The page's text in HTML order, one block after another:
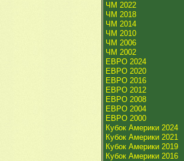
ЧМ 2022
ЧМ 2018
ЧМ 2014
ЧМ 2010
ЧМ 2006
ЧМ 2002
ЕВРО 2024
ЕВРО 2020
ЕВРО 2016
ЕВРО 2012
ЕВРО 2008
ЕВРО 2004
ЕВРО 2000
Кубок Америки 2024
Кубок Америки 2021
Кубок Америки 2019
Кубок Америки 2016